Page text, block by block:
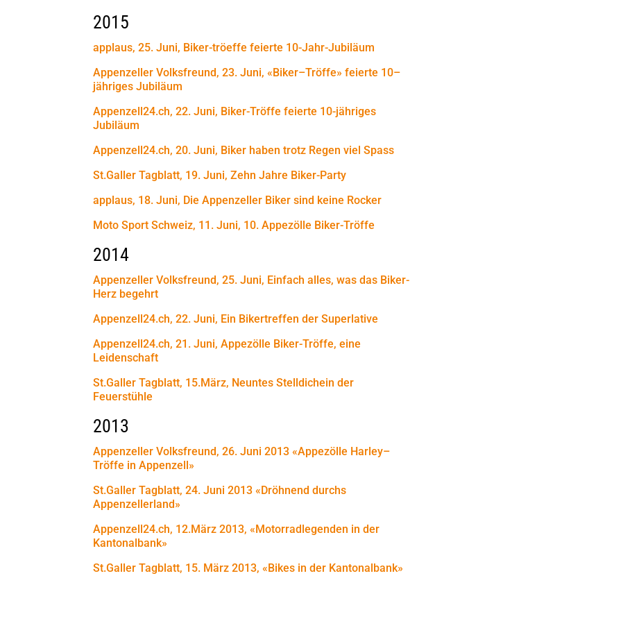
2015
applaus, 25. Juni, Biker-tröeffe feierte 10-Jahr-Jubiläum
Appenzeller Volksfreund, 23. Juni, «Biker–Tröffe» feierte 10–
jähriges Jubiläum
Appenzell24.ch, 22. Juni, Biker-Tröffe feierte 10-jähriges
Jubiläum
Appenzell24.ch, 20. Juni, Biker haben trotz Regen viel Spass
St.Galler Tagblatt, 19. Juni, Zehn Jahre Biker-Party
applaus, 18. Juni, Die Appenzeller Biker sind keine Rocker
Moto Sport Schweiz, 11. Juni, 10. Appezölle Biker-Tröffe
2014
Appenzeller Volksfreund, 25. Juni, Einfach alles, was das Biker-
Herz begehrt
Appenzell24.ch, 22. Juni, Ein Bikertreffen der Superlative
Appenzell24.ch, 21. Juni, Appezölle Biker-Tröffe, eine
Leidenschaft
St.Galler Tagblatt, 15.März, Neuntes Stelldichein der
Feuerstühle
2013
Appenzeller Volksfreund, 26. Juni 2013 «Appezölle Harley–
Tröffe in Appenzell»
St.Galler Tagblatt, 24. Juni 2013 «Dröhnend durchs
Appenzellerland»
Appenzell24.ch, 12.März 2013, «Motorradlegenden in der
Kantonalbank»
St.Galler Tagblatt, 15. März 2013, «Bikes in der Kantonalbank»